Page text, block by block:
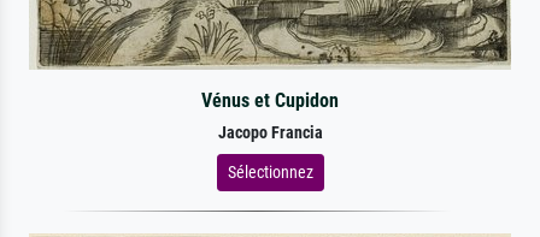
Vénus et Cupidon
Jacopo Francia
Sélectionnez